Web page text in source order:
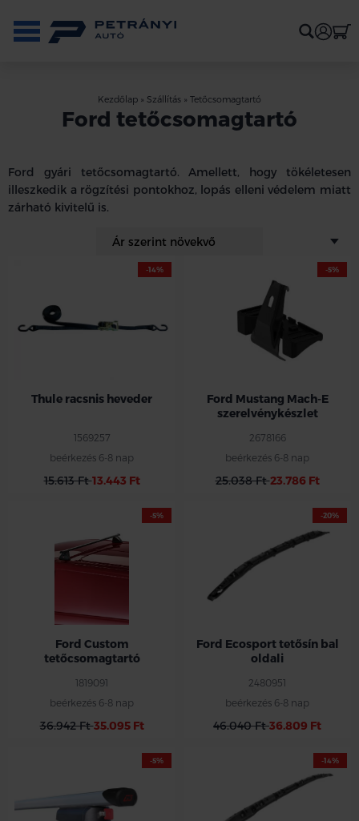
Kezdőlap » Szállítás » Tetőcsomagtartó
Ford tetőcsomagtartó
Ford gyári tetőcsomagtartó. Amellett, hogy tökéletesen
illeszkedik a rögzítési pontokhoz, lopás elleni védelem miatt
zárható kivitelű is.
-14%
Thule racsnis heveder
1569257
beérkezés 6-8 nap
15.613 Ft13.443 Ft
-5%
Ford Mustang Mach-E
szerelvénykészlet
2678166
beérkezés 6-8 nap
25.038 Ft23.786 Ft
-5%
Ford Custom
tetőcsomagtartó
1819091
beérkezés 6-8 nap
36.942 Ft35.095 Ft
-20%
Ford Ecosport tetősín bal
oldali
2480951
beérkezés 6-8 nap
46.040 Ft36.809 Ft
-5% -14%